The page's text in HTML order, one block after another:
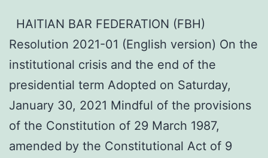
HAITIAN BAR FEDERATION (FBH)
Resolution 2021-01 (English version) On the
institutional crisis and the end of the
presidential term Adopted on Saturday,
January 30, 2021 Mindful of the provisions
of the Constitution of 29 March 1987,
amended by the Constitutional Act of 9